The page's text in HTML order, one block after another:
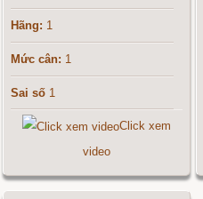
Hãng: 1
Mức cân: 1
Sai số 1
Click xem
video